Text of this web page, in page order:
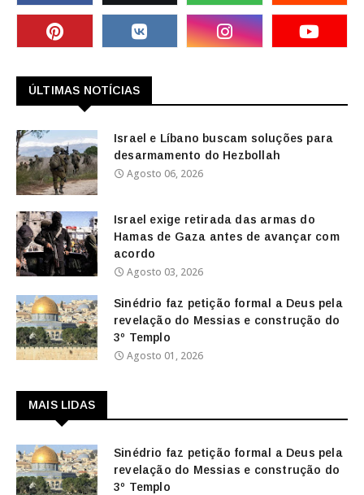
ÚLTIMAS NOTÍCIAS
Israel e Líbano buscam soluções para
desarmamento do Hezbollah
Agosto 06, 2026
Israel exige retirada das armas do
Hamas de Gaza antes de avançar com
acordo
Agosto 03, 2026
Sinédrio faz petição formal a Deus pela
revelação do Messias e construção do
3º Templo
Agosto 01, 2026
MAIS LIDAS
Sinédrio faz petição formal a Deus pela
revelação do Messias e construção do
3º Templo